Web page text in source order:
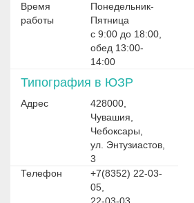
Время
работы
Понедельник-
Пятница
с 9:00 до 18:00,
обед 13:00-
14:00
Типография в ЮЗР
Адрес
428000,
Чувашия,
Чебоксары,
ул. Энтузиастов,
3
Телефон
+7(8352) 22-03-
05,